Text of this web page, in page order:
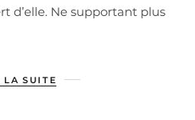
d’elle. Ne supportant plus
LA SUITE